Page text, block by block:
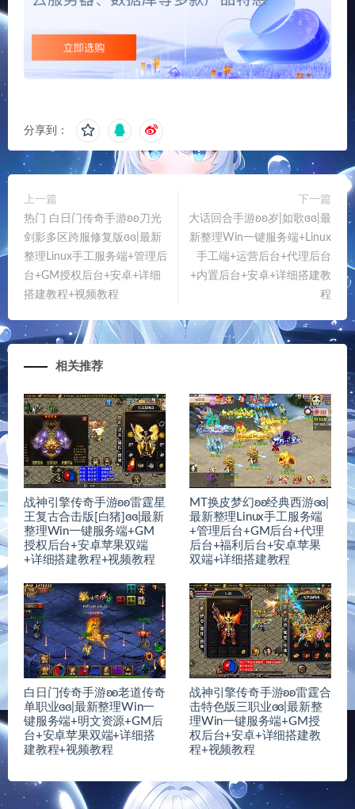
分享到：
上一篇
热门 白日门传奇手游ʚʚ刀光
剑影多区跨服修复版ɞɞ|最新
整理Linux手工服务端+管理后
台+GM授权后台+安卓+详细
搭建教程+视频教程
下一篇
大话回合手游ʚʚ岁|如歌ɞɞ|最
新整理Win一键服务端+Linux
手工端+运营后台+代理后台
+内置后台+安卓+详细搭建教
程
相关推荐
战神引擎传奇手游ʚʚ雷霆星
王复古合击版[白猪]ɞɞ|最新
整理Win一键服务端+GM
授权后台+安卓苹果双端
+详细搭建教程+视频教程
MT换皮梦幻ʚʚ经典西游ɞɞ|
最新整理Linux手工服务端
+管理后台+GM后台+代理
后台+福利后台+安卓苹果
双端+详细搭建教程
白日门传奇手游ʚʚ老道传奇
单职业ɞɞ|最新整理Win一
键服务端+明文资源+GM后
台+安卓苹果双端+详细搭
建教程+视频教程
战神引擎传奇手游ʚʚ雷霆合
击特色版三职业ɞɞ|最新整
理Win一键服务端+GM授
权后台+安卓+详细搭建教
程+视频教程